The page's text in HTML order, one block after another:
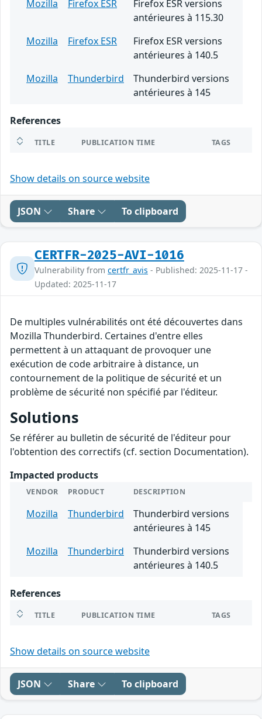
Mozilla Firefox ESR
Firefox ESR versions
antérieures à 115.30
Mozilla
Firefox ESR
Firefox ESR versions
antérieures à 140.5
Mozilla
Thunderbird
Thunderbird versions
antérieures à 145
References
TITLE PUBLICATION TIME TAGS
Show details on source website
JSON Share To clipboard
CERTFR-2025-AVI-1016
Vulnerability from certfr_avis - Published: 2025-11-17 -
Updated: 2025-11-17
De multiples vulnérabilités ont été découvertes dans
Mozilla Thunderbird. Certaines d'entre elles
permettent à un attaquant de provoquer une
exécution de code arbitraire à distance, un
contournement de la politique de sécurité et un
problème de sécurité non spécifié par l'éditeur.
Solutions
Se référer au bulletin de sécurité de l'éditeur pour
l'obtention des correctifs (cf. section Documentation).
Impacted products
VENDOR PRODUCT DESCRIPTION
Mozilla Thunderbird
Thunderbird versions
antérieures à 145
Mozilla
Thunderbird
Thunderbird versions
antérieures à 140.5
References
TITLE PUBLICATION TIME TAGS
Show details on source website
JSON Share To clipboard